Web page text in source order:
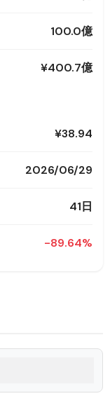
100.0億
¥400.7億
¥38.94
2026/06/29
41日
-89.64%